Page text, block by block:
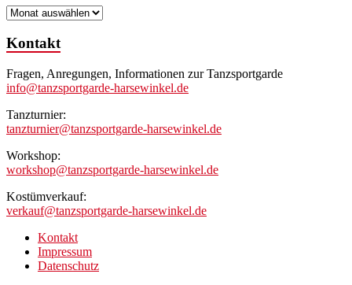
Archiv
Kontakt
Fragen, Anregungen, Informationen zur Tanzsportgarde
info@tanzsportgarde-harsewinkel.de
Tanzturnier:
tanzturnier@tanzsportgarde-harsewinkel.de
Workshop:
workshop@tanzsportgarde-harsewinkel.de
Kostümverkauf:
verkauf@tanzsportgarde-harsewinkel.de
Kontakt
Impressum
Datenschutz